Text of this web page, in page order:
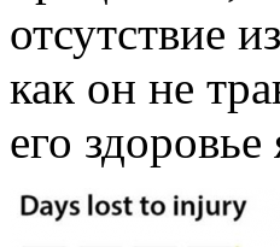
отсутствие
как он не
его